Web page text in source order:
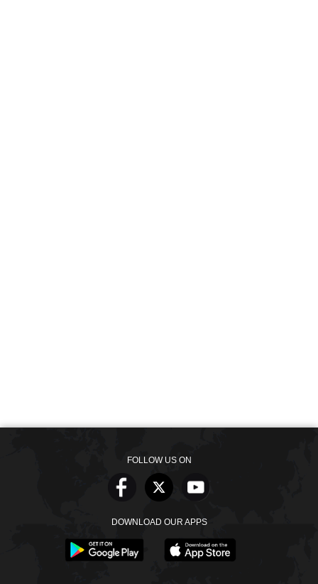
FOLLOW US ON
DOWNLOAD OUR APPS